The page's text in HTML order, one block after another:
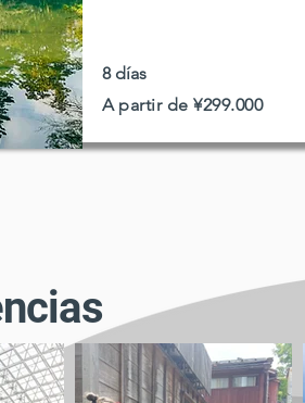
8 días
A partir de ¥299.000